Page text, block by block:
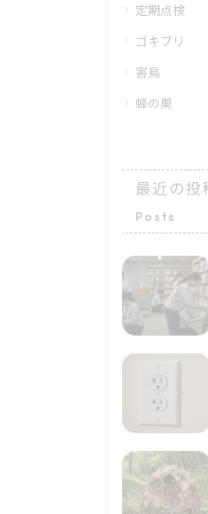
定期点検
ゴキブリ
害鳥
蜂の巣
最近の投
Posts